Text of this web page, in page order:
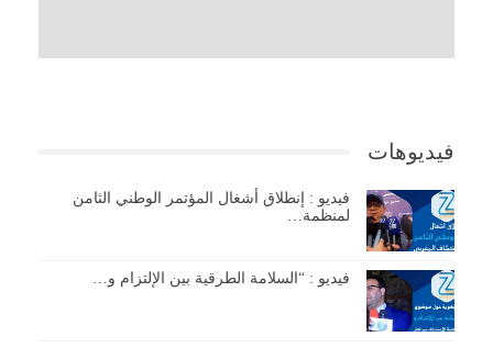
فيديوهات
فيديو : إنطلاق أشغال المؤتمر الوطني الثامن
لمنظمة…
فيديو : “السلامة الطرقية بين الإلتزام و…